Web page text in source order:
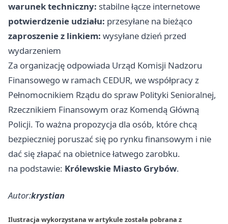
warunek techniczny: stabilne łącze internetowe
potwierdzenie udziału: przesyłane na bieżąco
zaproszenie z linkiem: wysyłane dzień przed
wydarzeniem
Za organizację odpowiada Urząd Komisji Nadzoru
Finansowego w ramach CEDUR, we współpracy z
Pełnomocnikiem Rządu do spraw Polityki Senioralnej,
Rzecznikiem Finansowym oraz Komendą Główną
Policji. To ważna propozycja dla osób, które chcą
bezpieczniej poruszać się po rynku finansowym i nie
dać się złapać na obietnice łatwego zarobku.
na podstawie: Królewskie Miasto Grybów.
Autor:krystian
Ilustracja wykorzystana w artykule została pobrana z